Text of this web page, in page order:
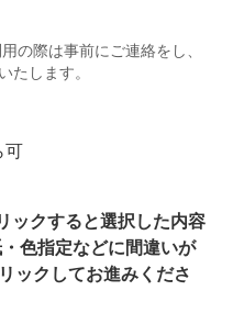
の際は事前にご連絡をし、
たします。
可
ックすると選択した内容
色指定などに間違いが
ックしてお進みくださ